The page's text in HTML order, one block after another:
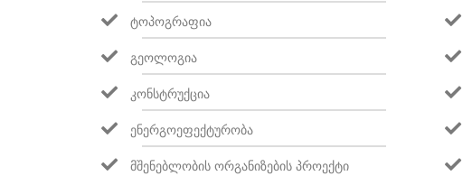
ᲢᲝᲞᲝᲒᲠᲐᲤᲘᲐ
ᲒᲔᲝᲚᲝᲒᲘᲐ
ᲙᲝᲜᲡᲢᲠᲣᲥᲪᲘᲐ
ᲔᲜᲔᲠᲒᲝᲔᲤᲔᲥᲢᲣᲠᲝᲑᲐ
ᲛᲨᲔᲜᲔᲑᲚᲝᲑᲘᲡ ᲝᲠᲒᲐᲜᲘᲖᲔᲑᲘᲡ ᲞᲠᲝᲔᲥᲢᲘ